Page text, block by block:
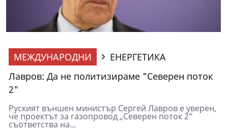
МЕЖДУНАРОДНИ
ЕНЕРГЕТИКА
Лавров: Да не политизираме "Северен поток
2"
Руският външен министър Сергей Лавров е уверен,
че проектът за газопровод „Северен поток 2”
съответства на...